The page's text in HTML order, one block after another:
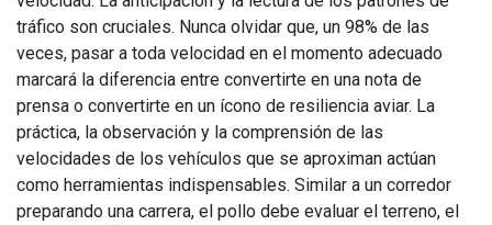
tráfico son cruciales. Nunca olvidar que, un 98% de las
veces, pasar a toda velocidad en el momento adecuado
marcará la diferencia entre convertirte en una nota de
prensa o convertirte en un ícono de resiliencia aviar. La
práctica, la observación y la comprensión de las
velocidades de los vehículos que se aproximan actúan
como herramientas indispensables. Similar a un corredor
preparando una carrera, el pollo debe evaluar el terreno, el